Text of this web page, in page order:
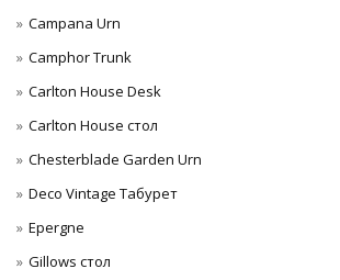
Campana Urn
Camphor Trunk
Carlton House Desk
Carlton House стол
Chesterblade Garden Urn
Deco Vintage Табурет
Epergne
Gillows стол